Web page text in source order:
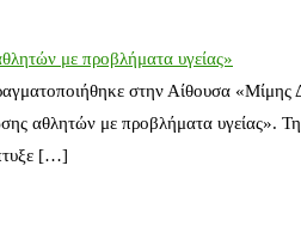
με προβλήματα υγείας»
στην Αίθουσα
αθλητών με προβλήματα υγείας».
[…]